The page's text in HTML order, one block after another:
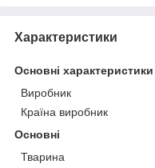
Характеристики
Основні характеристики
Виробник
Країна виробник
Основні
Тварина